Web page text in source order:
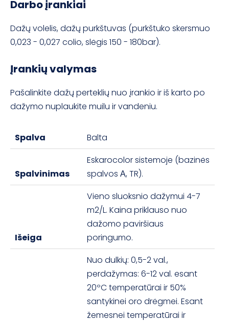
Darbo įrankiai
Dažų volelis, dažų purkštuvas (purkštuko skersmuo
0,023 - 0,027 colio, slėgis 150 - 180bar).
Įrankių valymas
Pašalinkite dažų perteklių nuo įrankio ir iš karto po
dažymo nuplaukite muilu ir vandeniu.
Spalva Balta
Spalvinimas
Eskarocolor sistemoje (bazinės
spalvos А, TR).
Išeiga
Vieno sluoksnio dažymui 4-7
m2/L. Kaina priklauso nuo
dažomo paviršiaus
poringumo.
Nuo dulkių: 0,5-2 val.,
perdažymas: 6-12 val. esant
20ºC temperatūrai ir 50%
santykinei oro drėgmei. Esant
žemesnei temperatūrai ir